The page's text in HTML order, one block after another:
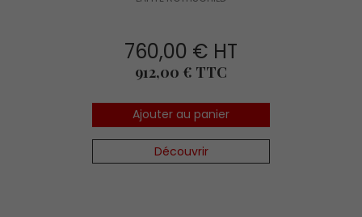
760,00 € HT
Prix
912,00 € TTC
Ajouter au panier
Découvrir